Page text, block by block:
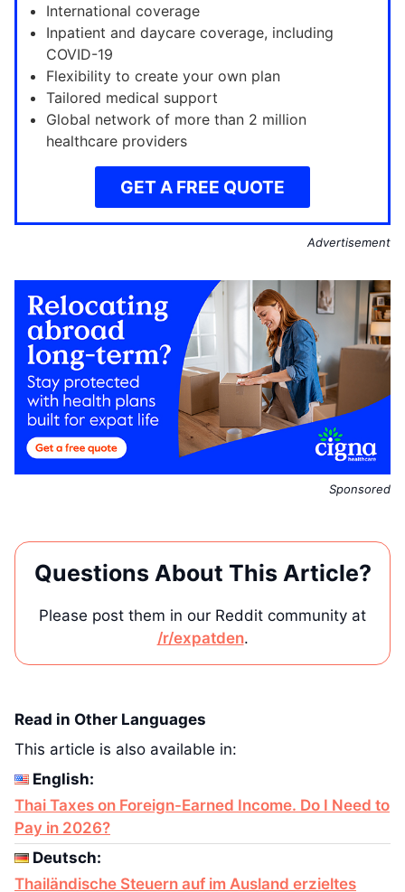
International coverage
Inpatient and daycare coverage, including
COVID-19
Flexibility to create your own plan
Tailored medical support
Global network of more than 2 million
healthcare providers
GET A FREE QUOTE
Advertisement
Sponsored
Questions About This Article?
Please post them in our Reddit community at
/r/expatden.
Read in Other Languages
This article is also available in:
English:
Thai Taxes on Foreign-Earned Income. Do I Need to
Pay in 2026?
Deutsch:
Thailändische Steuern auf im Ausland erzieltes